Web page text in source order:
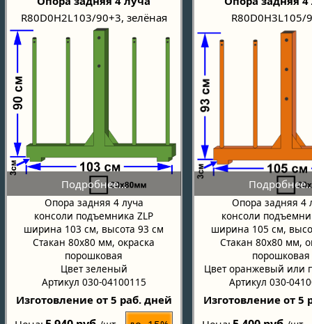
R80D0H2L103/90+3, зелёная
Опора задняя 4 луча
консоли подъемника ZLP
ширина 103 см, высота 93 см
Стакан 80х80 мм, окраска
порошковая
Цвет зеленый
Артикул 030-04100115
Изготовление от 5 раб. дней
R80D0H3L105/
Опора задняя 4
консоли
ширина 105 см,
Стакан 80х80 мм,
порошковая
Цвет оранжевый или
Артикул 030-
Изготовление от 5